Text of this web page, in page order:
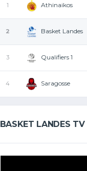
1 Athinaikos
2 Basket Landes
3 Qualifiers 1
4 Saragosse
BASKET LANDES TV